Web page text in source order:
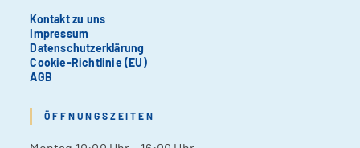
Kontakt zu uns
Impressum
Datenschutzerklärung
Cookie-Richtlinie (EU)
AGB
ÖFFNUNGSZEITEN